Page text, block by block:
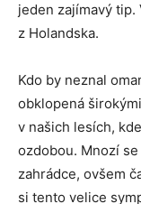
jeden zajímavý
z Holandska.
Kdo by neznal
obklopená
v našich lesích,
ozdobou. Mnozí
zahrádce, ovšem
si tento velice